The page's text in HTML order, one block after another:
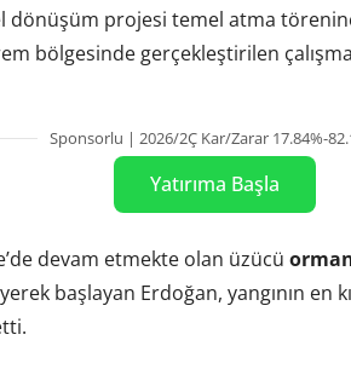
dönüşüm projesi temel atma
bölgesinde gerçekleştirilen
Sponsorlu | 2026/2Ç Kar/Zarar 17.84%-
Yatırıma Başla
devam etmekte olan üzücü
başlayan Erdoğan, yangının en